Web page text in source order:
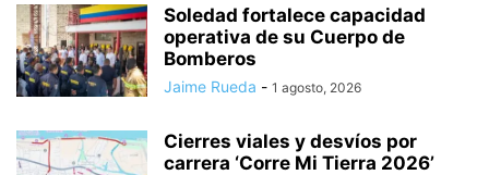
Soledad fortalece capacidad
operativa de su Cuerpo de
Bomberos
Jaime Rueda - 1 agosto, 2026
Cierres viales y desvíos por
carrera ‘Corre Mi Tierra 2026’